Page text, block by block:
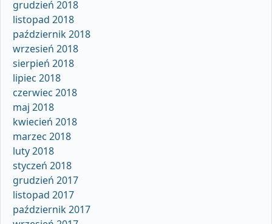
grudzień 2018
listopad 2018
październik 2018
wrzesień 2018
sierpień 2018
lipiec 2018
czerwiec 2018
maj 2018
kwiecień 2018
marzec 2018
luty 2018
styczeń 2018
grudzień 2017
listopad 2017
październik 2017